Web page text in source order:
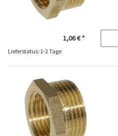
1,06 €*
Lieferstatus: 1-2 Tage